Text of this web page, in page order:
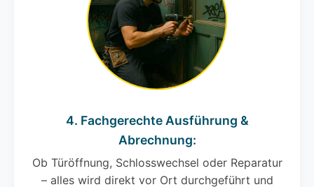
4. Fachgerechte Ausführung &
Abrechnung:
Ob Türöffnung, Schlosswechsel oder Reparatur
– alles wird direkt vor Ort durchgeführt und